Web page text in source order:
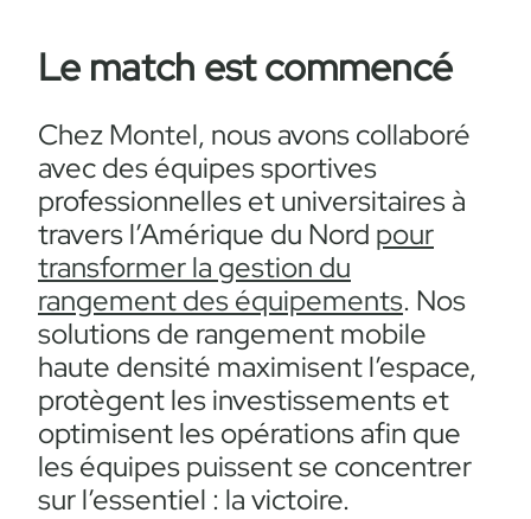
Le match est commencé
Chez Montel, nous avons collaboré
avec des équipes sportives
professionnelles et universitaires à
travers l’Amérique du Nord pour
transformer la gestion du
rangement des équipements. Nos
solutions de rangement mobile
haute densité maximisent l’espace,
protègent les investissements et
optimisent les opérations afin que
les équipes puissent se concentrer
sur l’essentiel : la victoire.